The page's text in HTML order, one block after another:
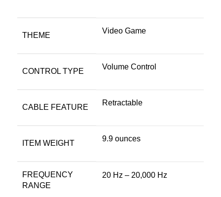
THEME
‎Video Game
CONTROL TYPE
‎Volume Control
CABLE FEATURE
‎Retractable
ITEM WEIGHT
‎9.9 ounces
FREQUENCY
RANGE
‎20 Hz – 20,000 Hz